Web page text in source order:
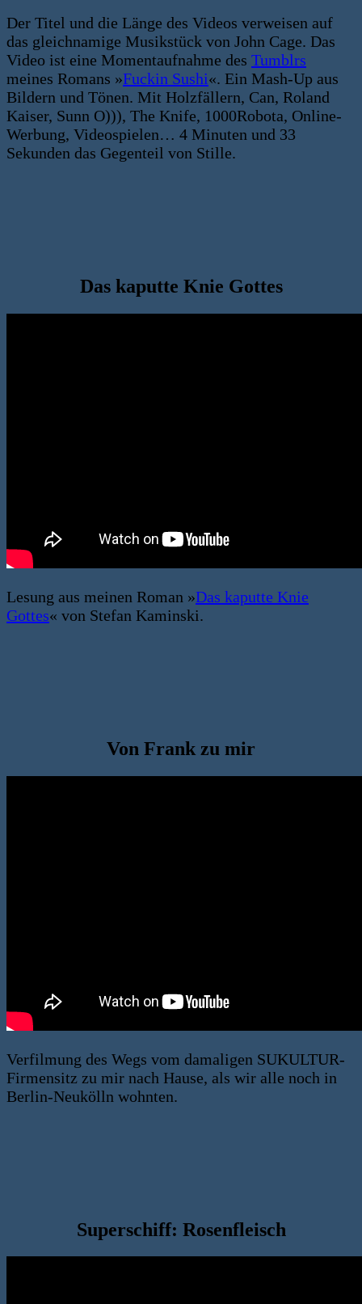
Der Titel und die Länge des Videos verweisen auf
das gleichnamige Musikstück von John Cage. Das
Video ist eine Momentaufnahme des Tumblrs
meines Romans »Fuckin Sushi«. Ein Mash-Up aus
Bildern und Tönen. Mit Holzfällern, Can, Roland
Kaiser, Sunn O))), The Knife, 1000Robota, Online-
Werbung, Videospielen… 4 Minuten und 33
Sekunden das Gegenteil von Stille.
Das kaputte Knie Gottes
Lesung aus meinen Roman »Das kaputte Knie
Gottes« von Stefan Kaminski.
Von Frank zu mir
Verfilmung des Wegs vom damaligen SUKULTUR-
Firmensitz zu mir nach Hause, als wir alle noch in
Berlin-Neukölln wohnten.
Superschiff: Rosenfleisch